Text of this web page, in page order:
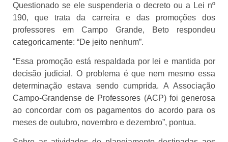
Questionado se ele suspenderia o decreto ou a Lei nº
190, que trata da carreira e das promoções dos
professores em Campo Grande, Beto respondeu
categoricamente: “De jeito nenhum”.
“Essa promoção está respaldada por lei e mantida por
decisão judicial. O problema é que nem mesmo essa
determinação estava sendo cumprida. A Associação
Campo-Grandense de Professores (ACP) foi generosa
ao concordar com os pagamentos do acordo para os
meses de outubro, novembro e dezembro”, pontua.